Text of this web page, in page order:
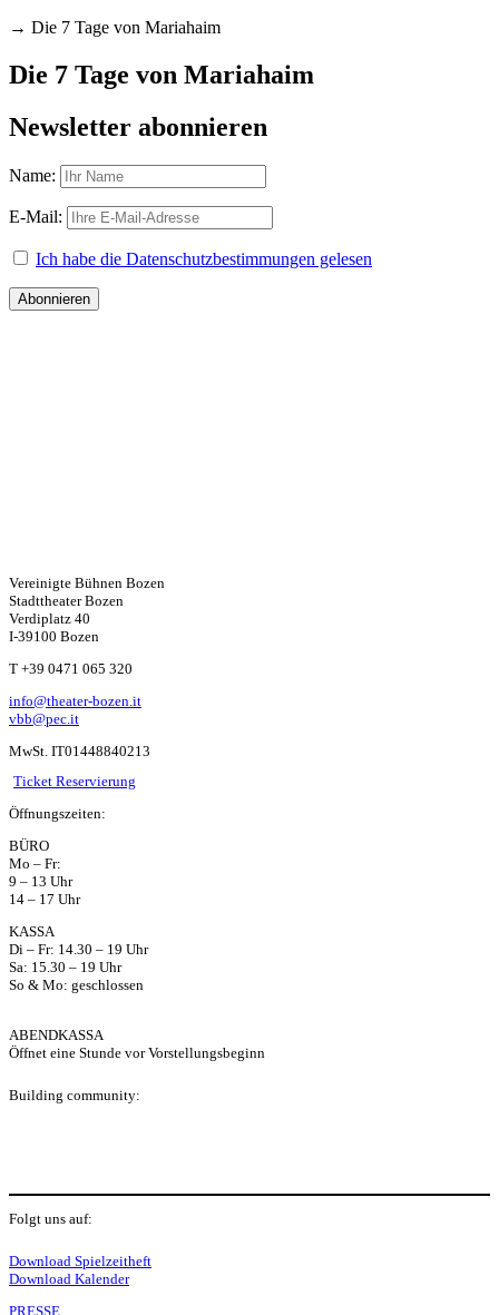
→ Die 7 Tage von Mariahaim
Die 7 Tage von Mariahaim
Newsletter abonnieren
Name:
E-Mail:
Ich habe die Datenschutzbestimmungen gelesen
Vereinigte Bühnen Bozen
Stadttheater Bozen
Verdiplatz 40
I-39100 Bozen
T +39 0471 065 320
info@theater-bozen.it
vbb@pec.it
MwSt. IT01448840213
W
ha
ts
ap
p
Ticket Reservierung
Öffnungszeiten:
BÜRO
Mo – Fr:
9 – 13 Uhr
14 – 17 Uhr
KASSA
Di – Fr: 14.30 – 19 Uhr
Sa: 15.30 – 19 Uhr
So & Mo: geschlossen
ABENDKASSA
Öffnet eine Stunde vor Vorstellungsbeginn
Building community:
P
Folgt uns auf:
Y
Download Spielzeitheft
Download Kalender
PRESSE